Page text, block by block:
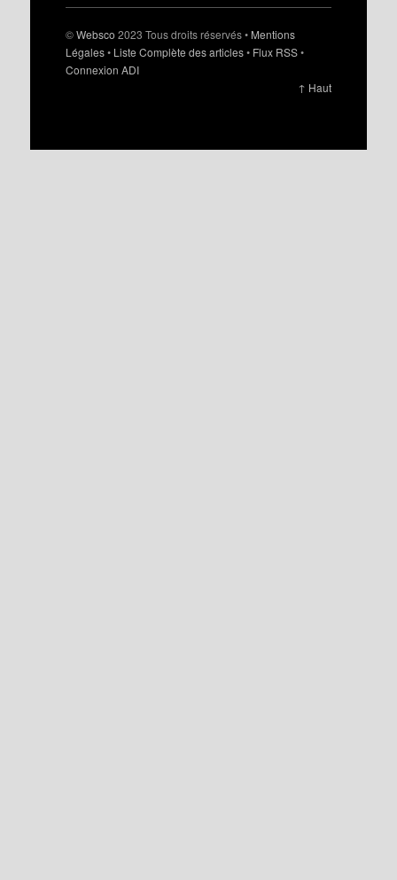
©Websco 2023 Tous droits réservés • Mentions
Légales• Liste Complète des articles• Flux RSS•
Connexion ADI
↑ Haut